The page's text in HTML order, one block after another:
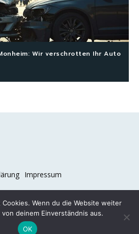
Wir verschrotten Ihr Auto
Impressum
© NEWSWELLE.DE
Wenn du die Website weiter
deinem Einverständnis aus.
OK